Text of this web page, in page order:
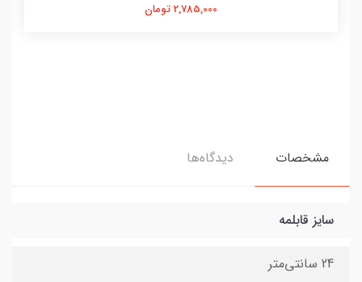
2,785,000 تومان
مشخصات دیدگاه‌ها
سایز قابلمه
24 سانتی‌متر